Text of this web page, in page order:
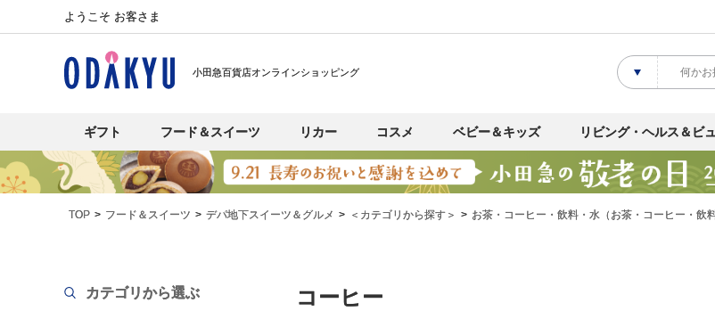
ようこそ お客さま
小田急百貨店オンラインショッピング
ギフト フード＆スイーツ リカー コスメ ベビー＆キッズ リビング・ヘルス＆ビ
TOP フード＆スイーツ デパ地下スイーツ＆グルメ ＜カテゴリから探す＞ お茶・コーヒー・飲料・水（お茶・コーヒー・飲料
カテゴリから選ぶ コーヒー